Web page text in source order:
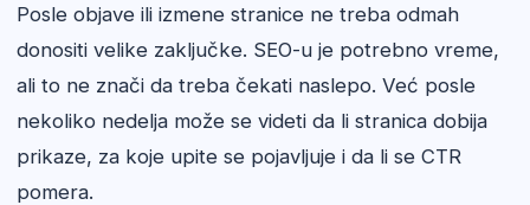
Posle objave ili izmene stranice ne treba odmah
donositi velike zaključke. SEO-u je potrebno vreme,
ali to ne znači da treba čekati naslepo. Već posle
nekoliko nedelja može se videti da li stranica dobija
prikaze, za koje upite se pojavljuje i da li se CTR
pomera.